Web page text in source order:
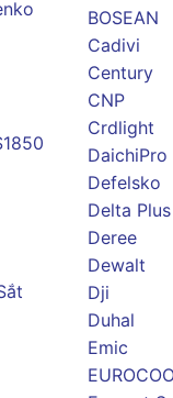
BOSEAN
Cadivi
Century
CNP
Crdlight
DaichiPro
Defelsko
Delta Plus
Deree
Dewalt
Dji
Duhal
Emic